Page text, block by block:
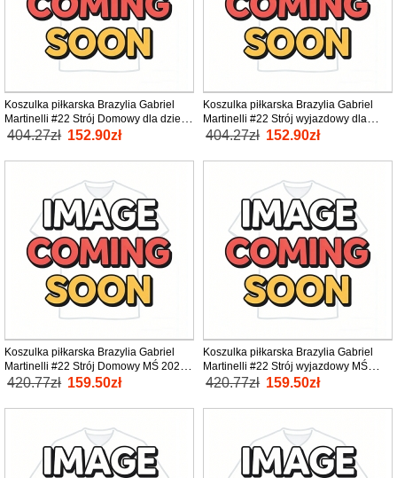
Koszulka piłkarska Brazylia Gabriel
Martinelli #22 Strój Domowy dla dzieci
MŚ 2026 tanio Krótki Rękaw (+ Krótkie
404.27zł 152.90zł
Koszulka piłkarska Brazylia Gabriel
Martinelli #22 Strój wyjazdowy dla
dzieci MŚ 2026 tanio Krótki Rękaw (+
404.27zł 152.90zł
Koszulka piłkarska Brazylia Gabriel
Martinelli #22 Strój Domowy MŚ 2026
tanio Krótki Rękaw
420.77zł 159.50zł
Koszulka piłkarska Brazylia Gabriel
Martinelli #22 Strój wyjazdowy MŚ
2026 tanio Krótki Rękaw
420.77zł 159.50zł